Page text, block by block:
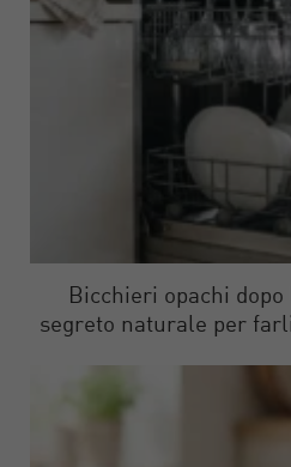
Bicchieri opachi
segreto naturale per